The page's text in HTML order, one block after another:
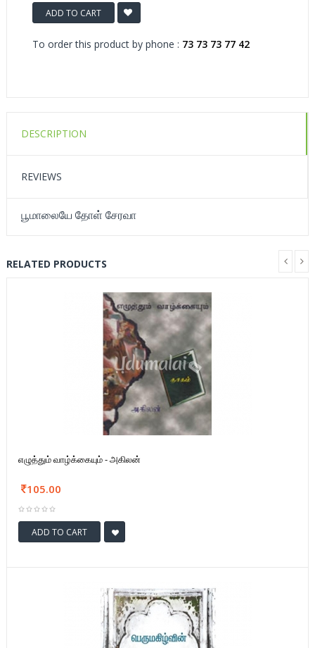
ADD TO CART
To order this product by phone : 73 73 73 77 42
DESCRIPTION
REVIEWS
பூமாலையே தோள் சேரவா
RELATED PRODUCTS
எழுத்தும் வாழ்க்கையும் - அகிலன்
105.00
ADD TO CART